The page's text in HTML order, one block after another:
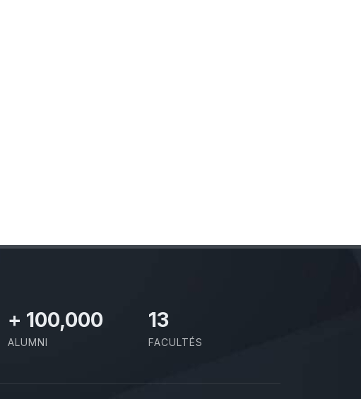
+ 100,000
ALUMNI
13
FACULTÉS